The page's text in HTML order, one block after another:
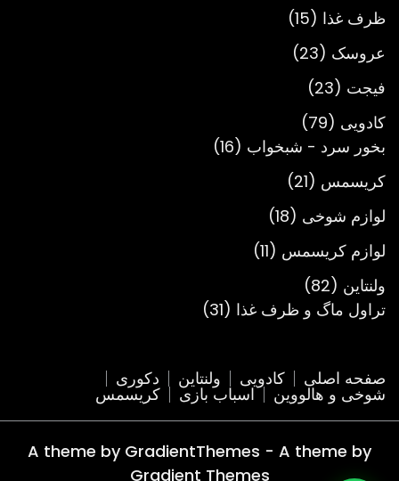
ظرف غذا 15
15
محصول
عروسک 23
23
فیجت 23
23
محصول
کادویی 79
79
محصول
بخور سرد - شبخواب 16
16
کریسمس 21
21
محصول
لوازم شوخی 18
18
محصول
لوازم کریسمس 11
11
ولنتاین 82
82
محصول
تراول ماگ و ظرف غذا 31
31
صفحه اصلی کادویی ولنتاین دکوری
شوخی و هالووین اسباب بازی کریسمس
A theme by GradientThemes - A theme by
Gradient Themes